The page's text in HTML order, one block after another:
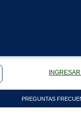
PREGUNTAS